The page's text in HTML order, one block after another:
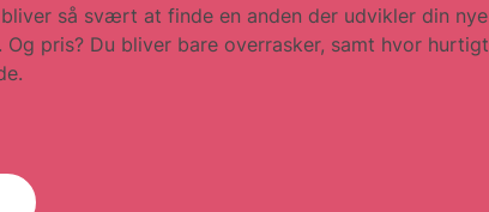
så svært at finde en anden der udvikler din nye
Og pris? Du bliver bare overrasker, samt hvor hurtigt